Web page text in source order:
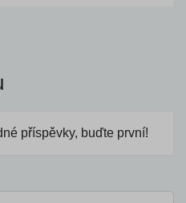
příspěvky, buďte první!